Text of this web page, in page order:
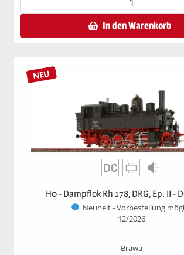
In den Warenkorb
NEU
H0 - Dampflok Rh 178, DRG, Ep. II -
Neuheit - Vorbestellung
12/2026
Brawa